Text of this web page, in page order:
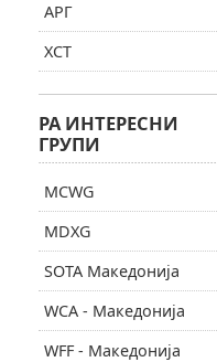
АРГ
ХСТ
РА ИНТЕРЕСНИ
ГРУПИ
MCWG
MDXG
SOTA Македонија
WCA - Македонија
WFF - Македонија